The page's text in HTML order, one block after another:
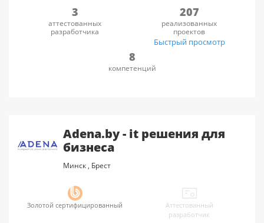
3
аттестованных
разработчика
207
реализованных
проектов
Быстрый просмотр
8
компетенций
Adena.by - it решения для
бизнеса
Минск Брест
Золотой сертифицированный
Аттестованный
разработчик